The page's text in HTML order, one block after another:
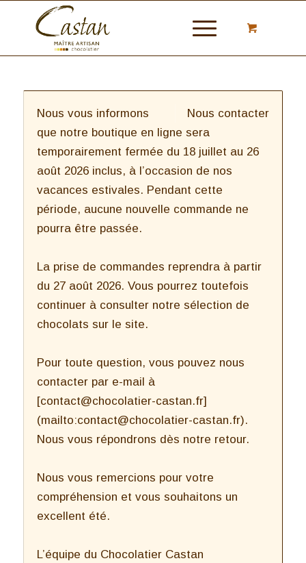
Nous contacter
Nous vous informons
que notre boutique en ligne sera
temporairement fermée du 18 juillet au 26
août 2026 inclus, à l’occasion de nos
vacances estivales. Pendant cette
période, aucune nouvelle commande ne
pourra être passée.
La prise de commandes reprendra à partir
du 27 août 2026. Vous pourrez toutefois
continuer à consulter notre sélection de
chocolats sur le site.
Pour toute question, vous pouvez nous
contacter par e-mail à
[contact@chocolatier-castan.fr]
(mailto:contact@chocolatier-castan.fr).
Nous vous répondrons dès notre retour.
Nous vous remercions pour votre
compréhension et vous souhaitons un
excellent été.
L’équipe du Chocolatier Castan